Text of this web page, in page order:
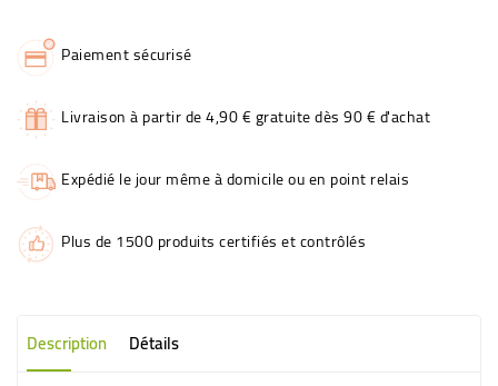
Paiement sécurisé
Livraison à partir de 4,90 € gratuite dès 90 € d'achat
Expédié le jour même à domicile ou en point relais
Plus de 1500 produits certifiés et contrôlés
Description Détails